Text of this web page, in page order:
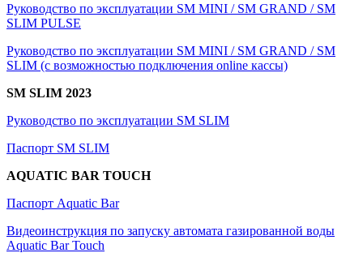
Руководство по эксплуатации SM MINI / SM GRAND / SM
SLIM PULSE
Руководство по эксплуатации SM MINI / SM GRAND / SM
SLIM (с возможностью подключения online кассы)
SM SLIM 2023
Руководство по эксплуатации SM SLIM
Паспорт SM SLIM
AQUATIC BAR TOUCH
Паспорт Aquatic Bar
Видеоинструкция по запуску автомата газированной воды
Aquatic Bar Touch